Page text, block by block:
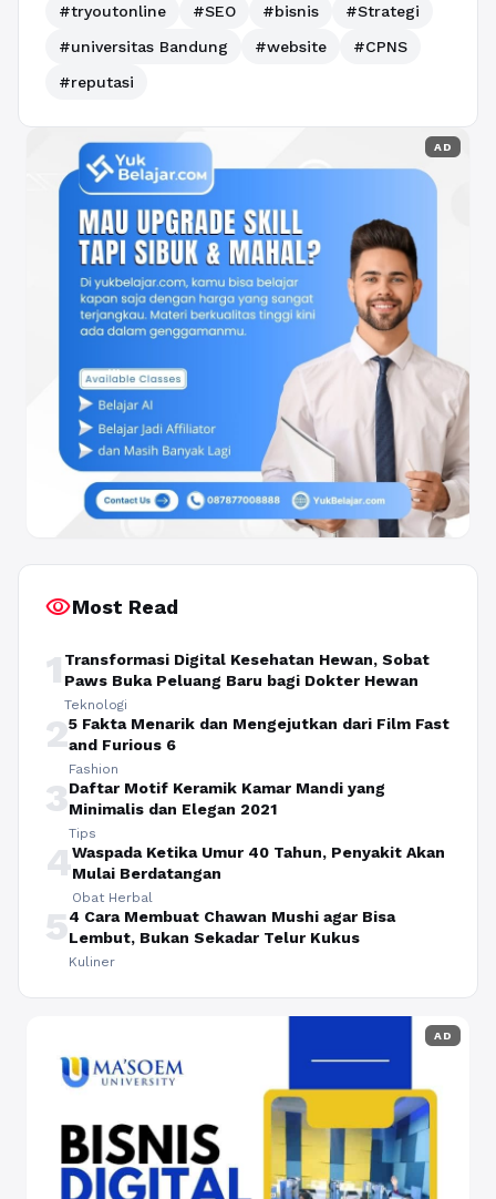
#tryoutonline
#SEO #bisnis
#Strategi
#universitas Bandung
#website
#CPNS
#reputasi
AD
visibilityMost Read
1 Transformasi Digital Kesehatan Hewan, Sobat
Paws Buka Peluang Baru bagi Dokter Hewan
Teknologi
25 Fakta Menarik dan Mengejutkan dari Film Fast
and Furious 6
Fashion
3Daftar Motif Keramik Kamar Mandi yang
Minimalis dan Elegan 2021
Tips
4Waspada Ketika Umur 40 Tahun, Penyakit Akan
Mulai Berdatangan
Obat Herbal
54 Cara Membuat Chawan Mushi agar Bisa
Lembut, Bukan Sekadar Telur Kukus
Kuliner
AD